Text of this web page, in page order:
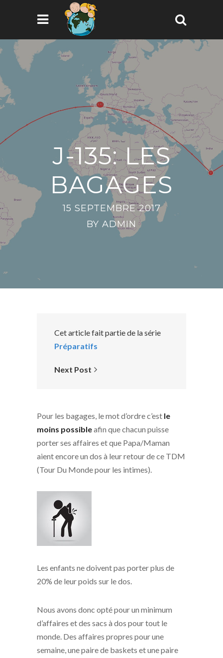
J-135: LES
BAGAGES
15 SEPTEMBRE 2017
BY ADMIN
Cet article fait partie de la série
Préparatifs
Next Post
Pour les bagages, le mot d’ordre c’est le
moins possibleafin que chacun puisse
porter ses affaires et que Papa/Maman
aient encore un dos à leur retour de ce TDM
(Tour Du Monde pour les intimes).
Les enfants ne doivent pas porter plus de
20% de leur poids sur le dos.
Nous avons donc opté pour un minimum
d’affaires et des sacs à dos pour tout le
monde. Des affaires propres pour une
semaine, une paire de baskets et une paire